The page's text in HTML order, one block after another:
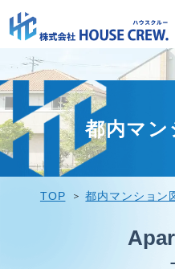
都内マン
TOP 都内マンション